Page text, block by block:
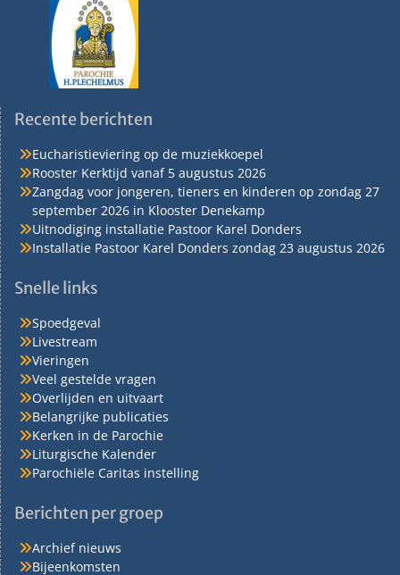
Recente berichten
Eucharistieviering op de muziekkoepel
Rooster Kerktijd vanaf 5 augustus 2026
Zangdag voor jongeren, tieners en kinderen op zondag 27
september 2026 in Klooster Denekamp
Uitnodiging installatie Pastoor Karel Donders
Installatie Pastoor Karel Donders zondag 23 augustus 2026
Snelle links
Spoedgeval
Livestream
Vieringen
Veel gestelde vragen
Overlijden en uitvaart
Belangrijke publicaties
Kerken in de Parochie
Liturgische Kalender
Parochiële Caritas instelling
Berichten per groep
Archief nieuws
Bijeenkomsten